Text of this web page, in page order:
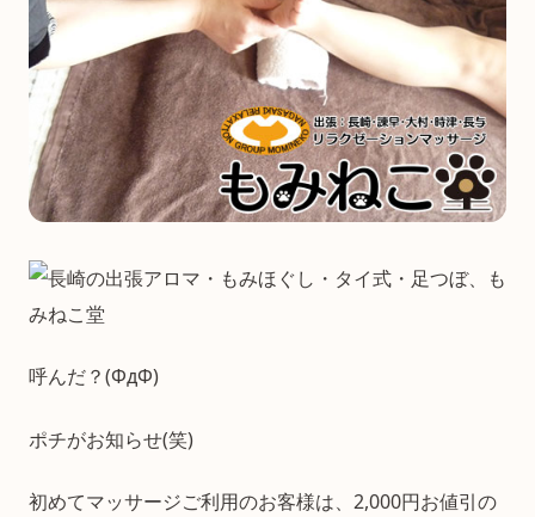
呼んだ？(ΦдΦ)
ポチがお知らせ(笑)
初めてマッサージご利用のお客様は、2,000円お値引の